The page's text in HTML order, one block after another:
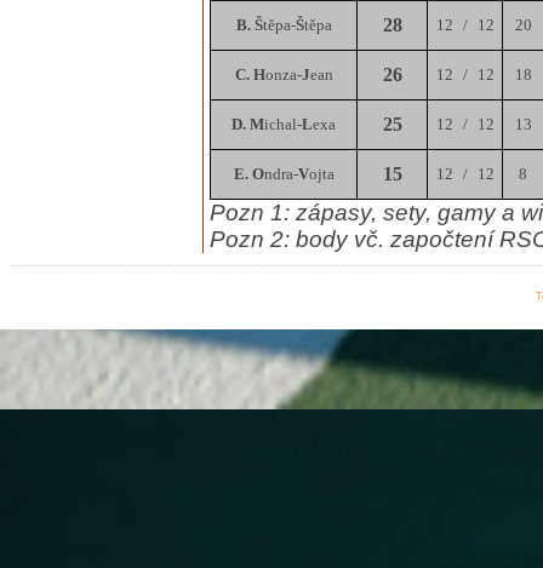
B. Štěpa-Štěpa 28 12 / 12 20
C. Honza-Jean 26 12 / 12 18
D. Michal-Lexa 25 12 / 12 13
E. Ondra-Vojta 15 12 / 12 8
Pozn 1: zápasy, sety, gamy a
Pozn 2: body vč. započtení